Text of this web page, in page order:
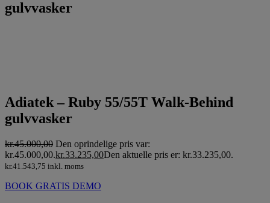
gulvvasker
Adiatek – Ruby 55/55T Walk-Behind
gulvvasker
kr.45.000,00 Den oprindelige pris var:
kr.45.000,00.kr.33.235,00Den aktuelle pris er: kr.33.235,00.
kr.41.543,75 inkl. moms
BOOK GRATIS DEMO